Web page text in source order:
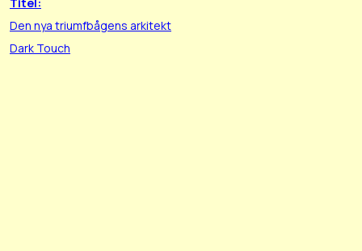
Den nya triumfbågens arkitekt
Dark Touch